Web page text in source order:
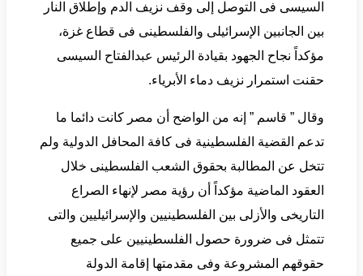
السيسى فى التوصل إلى وقف نزيف الدم وإطلاق النار
بين الجانبين الإسرائيلى والفلسطينى فى قطاع غزة،
مؤكداً نجاح الجهود بقيادة الرئيس عبدالفتاح السيسى
حقنت استمرار نزيف دماء الأبرياء.
وقال ” قاسم ” إنه من الواضح أن مصر كانت دائما ما
تدعم القضية الفلسطينية فى كافة المحافل الدولية ولم
تتخل عن المطالبة بحقوق الشعب الفلسطينى خلال
العقود الماضية مؤكداً أن رؤية مصر لإنهاء الصراع
التاريخى والأزلى بين الفلسطينيين والإسرائيليين والتى
تتمثل فى ضرورة حصول الفلسطينيين على جميع
حقوقهم المشروعة وفى مقدمتها إقامة الدولة